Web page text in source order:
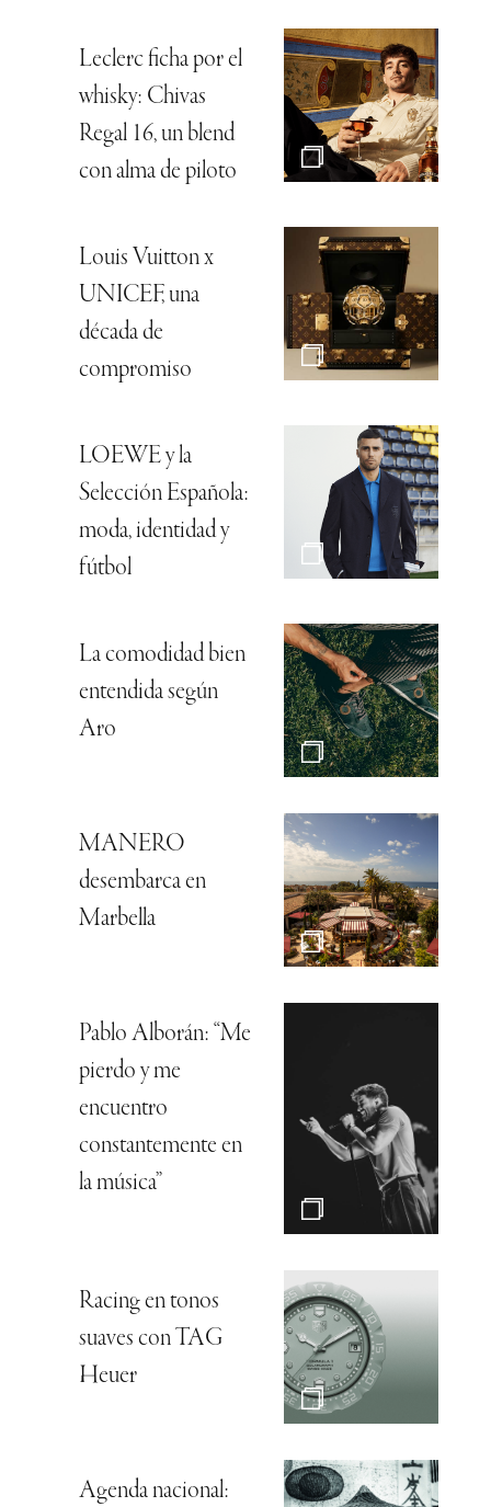
Leclerc ficha por el
whisky: Chivas
Regal 16, un blend
con alma de piloto
Louis Vuitton x
UNICEF, una
década de
compromiso
LOEWE y la
Selección Española:
moda, identidad y
fútbol
La comodidad bien
entendida según
Aro
MANERO
desembarca en
Marbella
Pablo Alborán: “Me
pierdo y me
encuentro
constantemente en
la música”
Racing en tonos
suaves con TAG
Heuer
Agenda nacional: